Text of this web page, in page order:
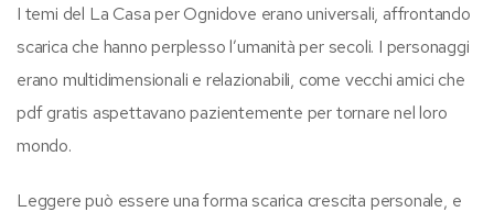
I temi del La Casa per Ognidove erano universali, affrontando
scarica che hanno perplesso l’umanità per secoli. I personaggi
erano multidimensionali e relazionabili, come vecchi amici che
pdf gratis aspettavano pazientemente per tornare nel loro
mondo.
Leggere può essere una forma scarica crescita personale, e